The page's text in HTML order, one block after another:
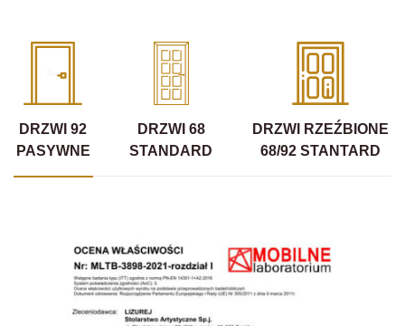
DRZWI 92
PASYWNE
DRZWI 68
STANDARD
DRZWI RZEŹBIONE
68/92 STANTARD